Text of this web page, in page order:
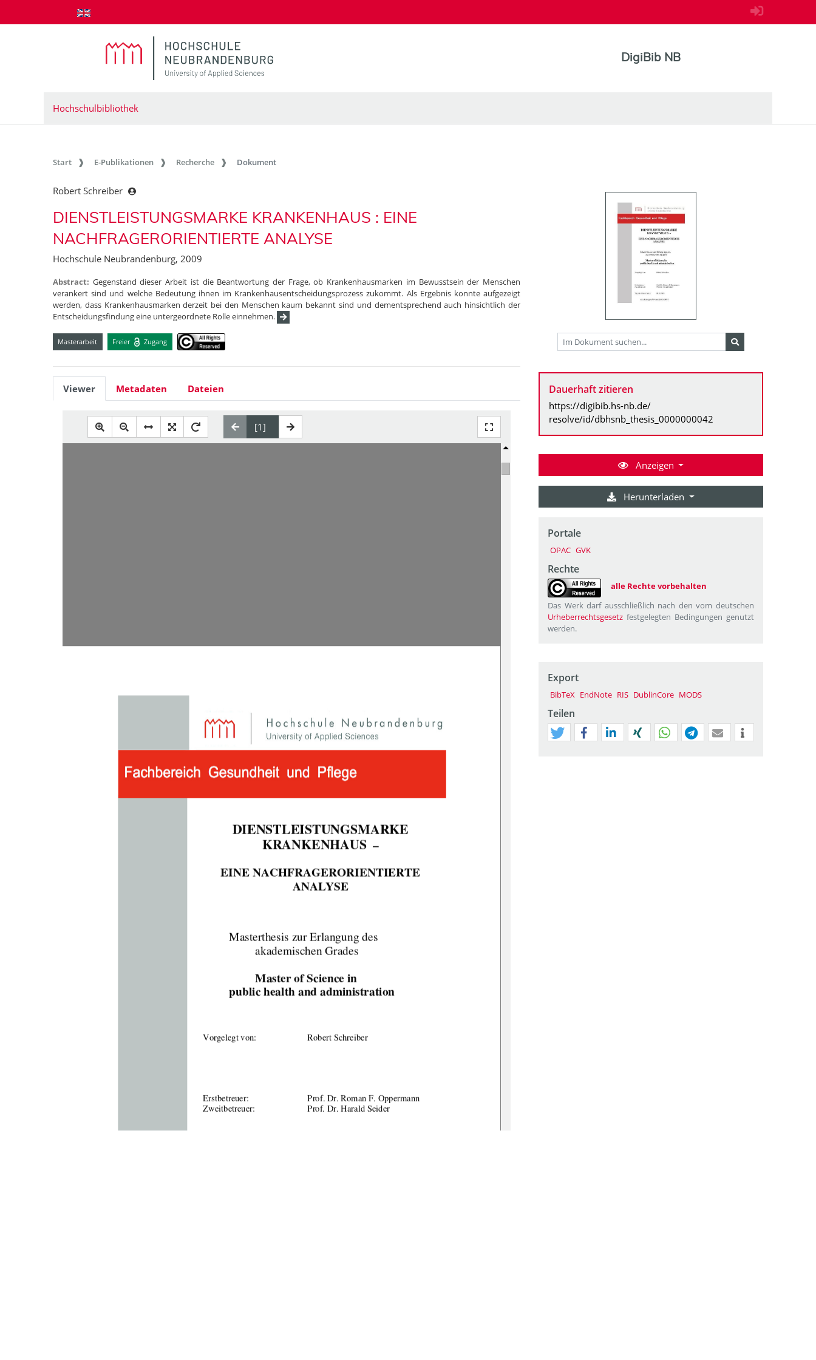
zum Inhalt springen
DigiBib NB
Hochschulbibliothek
Start E-Publikationen Recherche Dokument
Robert Schreiber
DIENSTLEISTUNGSMARKE KRANKENHAUS : EINE
NACHFRAGERORIENTIERTE ANALYSE
Hochschule Neubrandenburg, 2009
Abstract: Gegenstand dieser Arbeit ist die Beantwortung der Frage, ob Krankenhausmarken im Bewusstsein der Menschen
verankert sind und welche Bedeutung ihnen im Krankenhausentscheidungsprozess zukommt. Als Ergebnis konnte aufgezeigt
werden, dass Krankenhausmarken derzeit bei den Menschen kaum bekannt sind und dementsprechend auch hinsichtlich der
Entscheidungsfindung eine untergeordnete Rolle einnehmen.
Masterarbeit Freier Zugang
Viewer Metadaten Dateien
Masterthesis zur Erlangung des
akademischen Grades
Master of Science in
public health and administration
Vorgelegt von: Robert Schreiber
Erstbetreuer:
                        Prof.            Dr.            Roman            F.            Oppermann
                                    Zweitbetreuer:                                    Prof.            Dr.            Harald            Seider
DIENSTLEISTUNGSMARKE
KRANKENHAUS
–
EINE NACHFRAGERORIENTIERTE
ANALYSE
Dauerhaft zitieren
https://digibib.hs-nb.de/
resolve/id/dbhsnb_thesis_0000000042
Anzeigen
Herunterladen
Portale
OPAC GVK
Rechte
alle Rechte vorbehalten
Das Werk darf ausschließlich nach den vom deutschen
Urheberrechtsgesetz festgelegten Bedingungen genutzt
werden.
Export
BibTeX EndNote RIS DublinCore MODS
Teilen